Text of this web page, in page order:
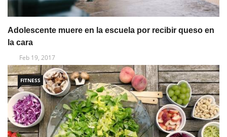
Adolescente muere en la escuela por recibir queso en
la cara
Feb 19, 2017
FITNESS